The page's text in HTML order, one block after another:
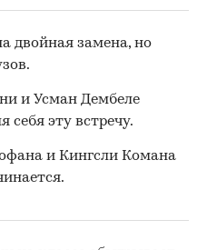
двойная замена, но
и Усман Дембеле
себя эту встречу.
и Кингсли Комана